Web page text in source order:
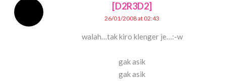
[D2R3D2]
26/01/2008 at 02:43
walah…tak kiro klenger je…:-w
gak asik
gak asik